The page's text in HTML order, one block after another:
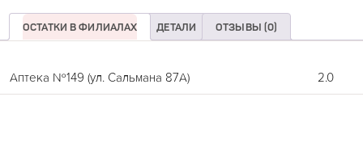
ОСТАТКИ В ФИЛИАЛАХ ДЕТАЛИ ОТЗЫВЫ (0)
Аптека №149 (ул. Сальмана 87А) 2.0